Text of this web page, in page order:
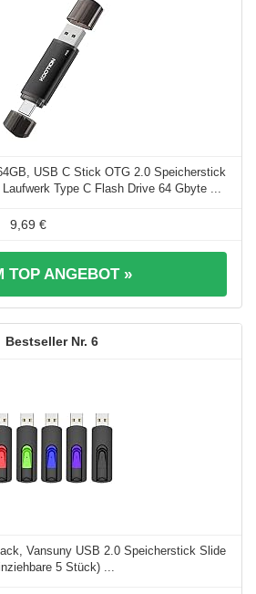
USB C Stick OTG 2.0 Speicherstick
Type C Flash Drive 64 Gbyte ...
9,69 €
TOP ANGEBOT »
6
Vansuny USB 2.0 Speicherstick Slide
5 Stück) ...